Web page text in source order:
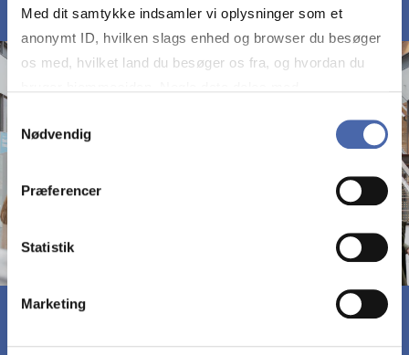
Med dit samtykke indsamler vi oplysninger som et
anonymt ID, hvilken slags enhed og browser du besøger
os med, hvilket land du besøger os fra, og hvordan du
markedsføring. Du bestemmer selv - og kan altid trække
Nødvendig
Præferencer
Statistik
Marketing